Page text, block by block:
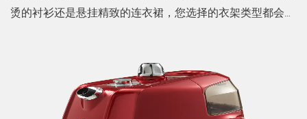
烫的衬衫还是悬挂精致的连衣裙，您选择的衣架类型都会影